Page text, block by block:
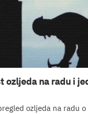
ozljeda na radu i
ozljeda na radu